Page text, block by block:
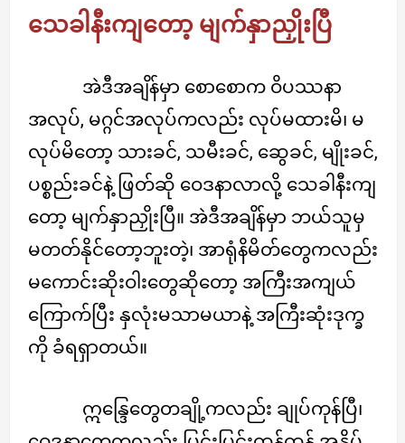
သေခါနီးကျတော့ မျက်နှာညှိုးပြီ
အဲဒီအချိန်မှာ စောစောက ဝိပဿနာ
အလုပ်, မဂ္ဂင်အလုပ်ကလည်း လုပ်မထားမိ၊ မ
လုပ်မိတော့ သားခင်, သမီးခင်, ဆွေခင်, မျိုးခင်,
ပစ္စည်းခင်နဲ့ ဖြတ်ဆို ဝေဒနာလာလို့ သေခါနီးကျ
တော့ မျက်နှာညှိုးပြီ။ အဲဒီအချိန်မှာ ဘယ်သူမှ
မတတ်နိုင်တော့ဘူးတဲ့၊ အာရုံနိမိတ်တွေကလည်း
မကောင်းဆိုးဝါးတွေဆိုတော့ အကြီးအကျယ်
ကြောက်ပြီး နှလုံးမသာမယာနဲ့ အကြီးဆုံးဒုက္ခ
ကို ခံရရှာတယ်။
ဣန္ဒြေတွေတချို့ကလည်း ချုပ်ကုန်ပြီ၊